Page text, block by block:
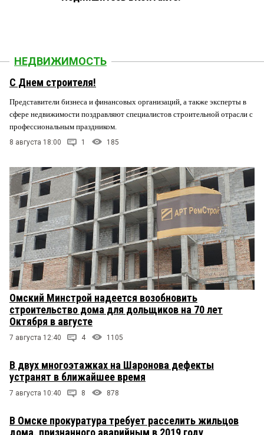
НЕДВИЖИМОСТЬ
С Днем строителя!
Представители бизнеса и финансовых организаций, а также эксперты в
сфере недвижимости поздравляют специалистов строительной отрасли с
профессиональным праздником.
8 августа 18:00 1 185
Омский Минстрой надеется возобновить
строительство дома для дольщиков на 70 лет
Октября в августе
7 августа 12:40 4 1105
В двух многоэтажках на Шаронова дефекты
устранят в ближайшее время
7 августа 10:40 8 878
В Омске прокуратура требует расселить жильцов
дома, признанного аварийным в 2019 году